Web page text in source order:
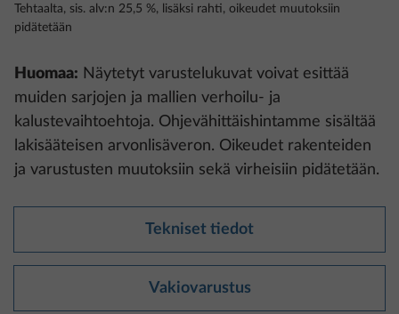
Tehtaalta, sis. alv:n 25,5 %, lisäksi rahti, oikeudet muutoksiin
pidätetään
Huomaa: Näytetyt varustelukuvat voivat esittää
muiden sarjojen ja mallien verhoilu- ja
kalustevaihtoehtoja. Ohjevähittäishintamme sisältää
lakisääteisen arvonlisäveron. Oikeudet rakenteiden
ja varustusten muutoksiin sekä virheisiin pidätetään.
Tekniset tiedot
Vakiovarustus